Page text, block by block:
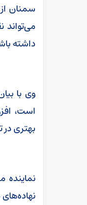
سمنان
داشته
وی با
است،
بهتری